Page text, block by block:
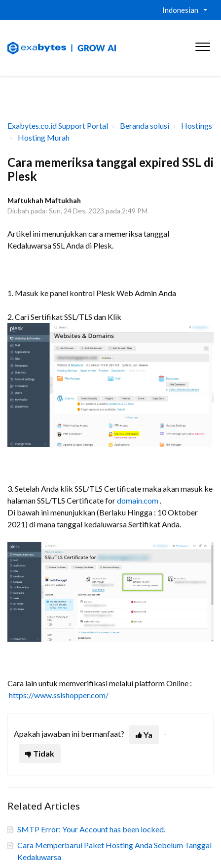
Indonesian
Exabytes.co.id Support Portal Beranda solusi
Hostings
Hosting Murah
Cara memeriksa tanggal expired SSL di
Plesk
Maftukhah Maftukhah
Diubah pada: Sun, 24 Des, 2023 pada 2:49 PM
Artikel ini menunjukkan cara memeriksa tanggal
Kedaluwarsa SSL Anda di Plesk.
1. Masuk ke panel kontrol Plesk Web Admin Anda
2. Cari Sertifikat SSL/TLS dan Klik
3. Setelah Anda klik SSL/TLS Certificate maka akan masuk ke
halaman SSL/TLS Certificate fordomain.com
Di bawah ini menunjukkan (Berlaku Hingga : 10 Oktober
2021) di mana tanggal kedaluwarsa Sertifikat Anda.
Cara lain untuk memverifikasi melalui platform Online :
https://www.sslshopper.com/
Apakah jawaban ini bermanfaat?
Ya
Tidak
Related Articles
SMTP Error: Your Account has been locked.
Cara Memperbarui Paket Hosting Anda Sebelum Tanggal
Kedaluwarsa